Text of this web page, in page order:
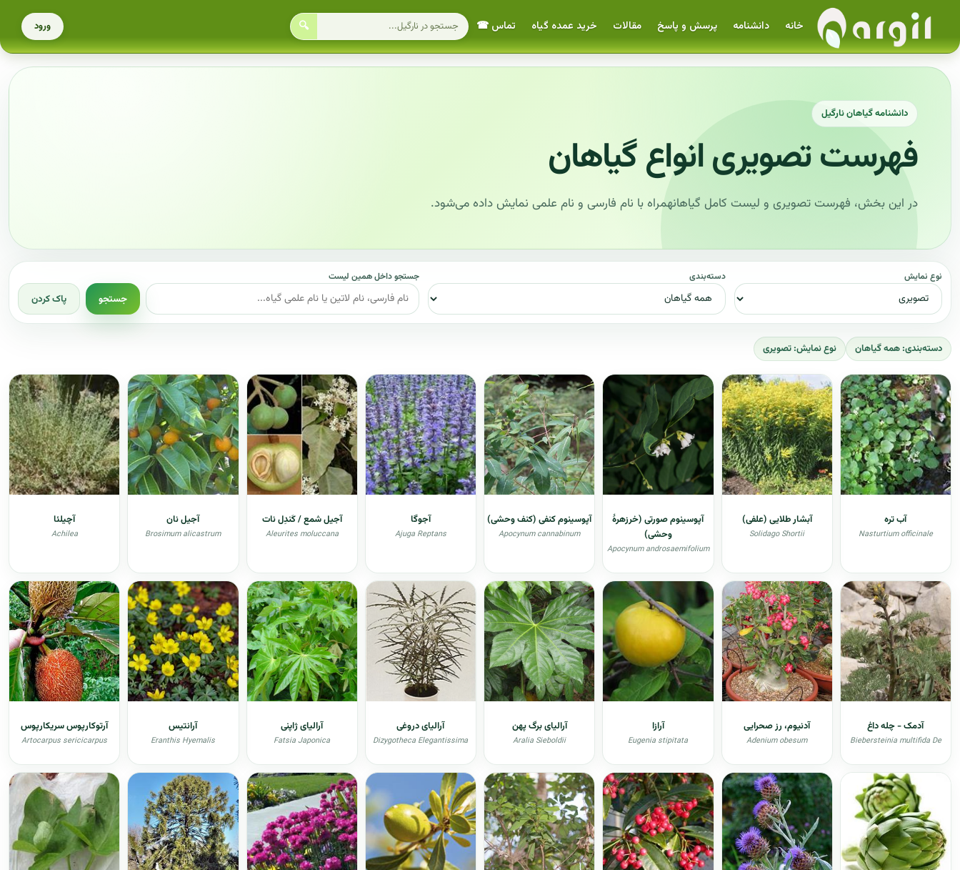
خانه دانشنامه پرسش و پاسخ مقالات خرید عمده گیاه تماس ☎ 🔍 ورود
دانشنامه گیاهان نارگیل
فهرست تصویری انواع گیاهان
در این بخش، فهرست تصویری و لیست کامل گیاهانهمراه با نام فارسی و نام علمی نمایش داده می‌شود.
نوع نمایش دسته‌بندی جستجو داخل همین لیست
جستجو پاک کردن
دسته‌بندی: همه گیاهان نوع نمایش: تصویری
آب تره
Nasturtium officinale
آبشار طلایی (علفی)
Solidago Shortii
آپوسینوم صورتی (خرزهرهٔ
وحشی)
Apocynum androsaemifolium
آپوسینوم کنفی (کنف وحشی)
Apocynum cannabinum
آجوگا
Ajuga Reptans
آجیل شمع / کَندِل نات
Aleurites moluccana
آجیل نان
Brosimum alicastrum
آچیلئا
Achilea
آدمک - چله داغ
Biebersteinia multifida De
آدنیوم، رز صحرایی
Adenium obesum
آرازا
Eugenia stipitata
آرالیای برگ پهن
Aralia Sieboldii
آرالیای دروغی
Dizygotheca Elegantissima
آرالیای ژاپنی
Fatsia Japonica
آرانتیس
Eranthis Hyemalis
آرتوکارپوس سریکارپوس
Artocarpus sericicarpus